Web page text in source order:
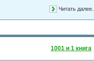
Читать далее...
1001 и 1 книга